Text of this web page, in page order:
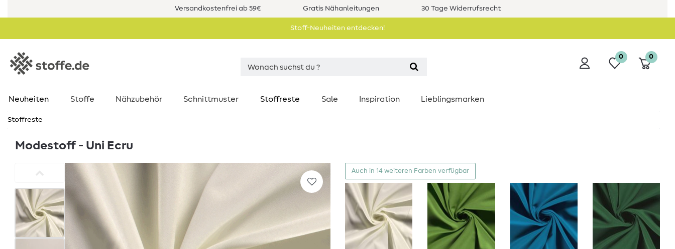
Versandkostenfrei ab 59€ Gratis Nähanleitungen 30 Tage Widerrufsrecht
Stoff-Neuheiten entdecken!
0 0
Neuheiten Stoffe Nähzubehör Schnittmuster Stoffreste Sale Inspiration Lieblingsmarken
Stoffreste
Modestoff - Uni Ecru
Auch in 14 weiteren Farben verfügbar